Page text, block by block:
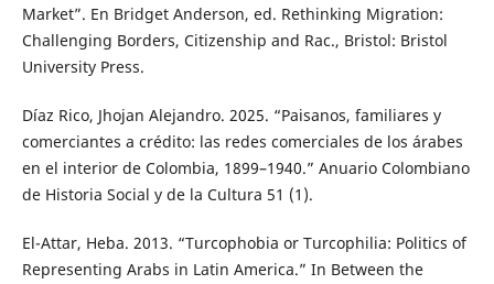
Market”. En Bridget Anderson, ed. Rethinking Migration:
Challenging Borders, Citizenship and Rac., Bristol: Bristol
University Press.
Díaz Rico, Jhojan Alejandro. 2025. “Paisanos, familiares y
comerciantes a crédito: las redes comerciales de los árabes
en el interior de Colombia, 1899–1940.” Anuario Colombiano
de Historia Social y de la Cultura 51 (1).
El-Attar, Heba. 2013. “Turcophobia or Turcophilia: Politics of
Representing Arabs in Latin America.” In Between the